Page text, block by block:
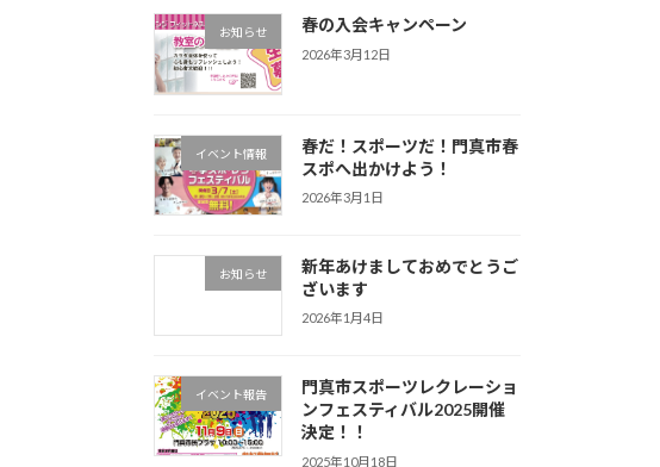
お知らせ 春の入会キャンペーン
2026年3月12日
イベント情報
春だ！スポーツだ！門真市春
スポへ出かけよう！
2026年3月1日
お知らせ
新年あけましておめでとうご
ざいます
2026年1月4日
イベント報告
門真市スポーツレクレーショ
ンフェスティバル2025開催
決定！！
2025年10月18日